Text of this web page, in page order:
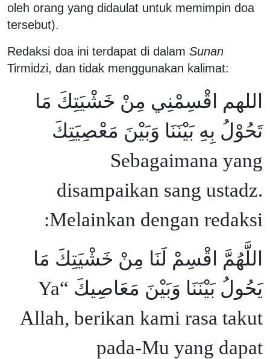
oleh orang yang didaulat untuk memimpin doa
tersebut).
Redaksi doa ini terdapat di dalam Sunan
Tirmidzi, dan tidak menggunakan kalimat:
اللهم اقْسِمْنِي مِنْ خَشْيَتِكَ مَا
تَحُوْلُ بِهِ بَيْنَنَا وَبَيْنَ مَعْصِيَتِكَ
Sebagaimana yang
disampaikan sang ustadz.
Melainkan dengan redaksi:
اللَّهُمَّ اقْسِمْ لَنَا مِنْ خَشْيَتِكَ مَا
يَحُولُ بَيْنَنَا وَبَيْنَ مَعَاصِيكَ “Ya
Allah, berikan kami rasa takut
pada-Mu yang dapat